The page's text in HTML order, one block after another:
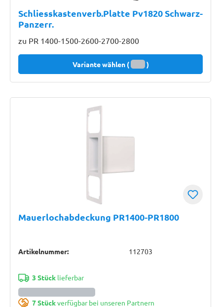
Schliesskastenverb.Platte Pv1820 Schwarz-
Panzerr.
zu PR 1400-1500-2600-2700-2800
Variante wählen ( )
Mauerlochabdeckung PR1400-PR1800
Artikelnummer: 112703
3 Stücklieferbar
7 Stückverfügbar bei unseren Partnern